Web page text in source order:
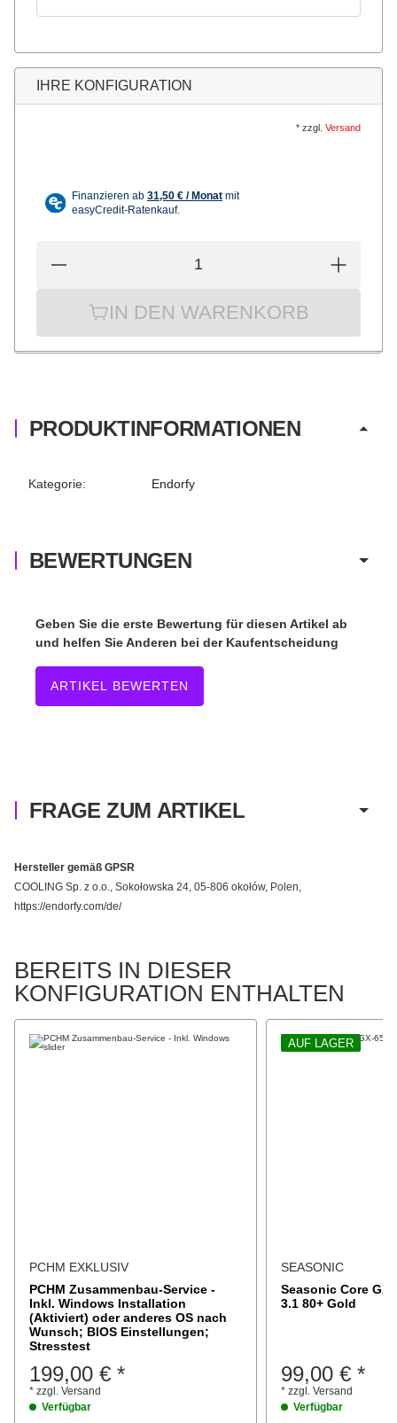
IHRE KONFIGURATION
* zzgl. Versand
IN DEN WARENKORB
PRODUKTINFORMATIONEN
Produkteigenschaft
Wert
Kategorie: Endorfy
BEWERTUNGEN
Geben Sie die erste Bewertung für diesen Artikel ab
und helfen Sie Anderen bei der Kaufentscheidung
ARTIKEL BEWERTEN
FRAGE ZUM ARTIKEL
Hersteller gemäß GPSR
COOLING Sp. z o.o., Sokołowska 24, 05-806 okołów, Polen,
https://endorfy.com/de/
BEREITS IN DIESER
KONFIGURATION ENTHALTEN
PCHM EXKLUSIV
PCHM Zusammenbau-Service -
Inkl. Windows Installation
(Aktiviert) oder anderes OS nach
Wunsch; BIOS Einstellungen;
Stresstest
199,00 € *
* zzgl. Versand
Verfügbar
AUF LAGER
SEASONIC
Seasonic Core GX-
3.1 80+ Gold
99,00 € *
* zzgl. Versand
Verfügbar